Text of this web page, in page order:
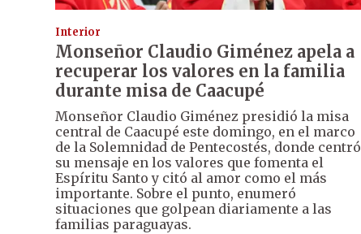
Interior
Monseñor Claudio Giménez apela a
recuperar los valores en la familia
durante misa de Caacupé
Monseñor Claudio Giménez presidió la misa
central de Caacupé este domingo, en el marco
de la Solemnidad de Pentecostés, donde centró
su mensaje en los valores que fomenta el
Espíritu Santo y citó al amor como el más
importante. Sobre el punto, enumeró
situaciones que golpean diariamente a las
familias paraguayas.